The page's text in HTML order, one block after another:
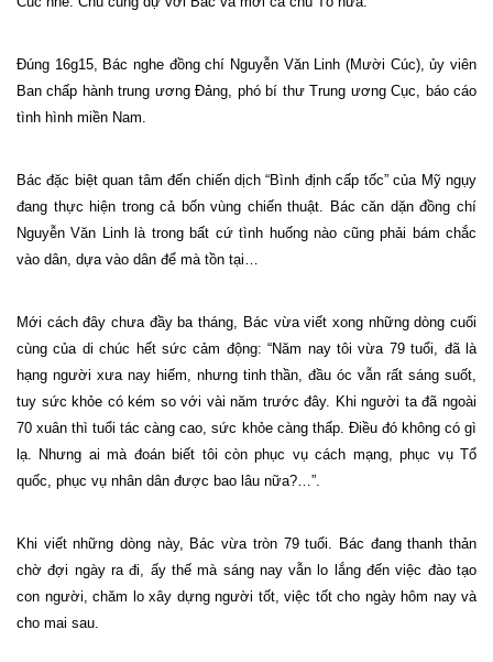
Đúng 16g15, Bác nghe đồng chí Nguyễn Văn Linh (Mười Cúc), ủy viên
Ban chấp hành trung ương Đảng, phó bí thư Trung ương Cục, báo cáo
tình hình miền Nam.
Bác đặc biệt quan tâm đến chiến dịch “Bình định cấp tốc” của Mỹ ngụy
đang thực hiện trong cả bốn vùng chiến thuật. Bác căn dặn đồng chí
Nguyễn Văn Linh là trong bất cứ tình huống nào cũng phải bám chắc
vào dân, dựa vào dân để mà tồn tại…
Mới cách đây chưa đầy ba tháng, Bác vừa viết xong những dòng cuối
cùng của di chúc hết sức cảm động: “Năm nay tôi vừa 79 tuổi, đã là
hạng người xưa nay hiếm, nhưng tinh thần, đầu óc vẫn rất sáng suốt,
tuy sức khỏe có kém so với vài năm trước đây. Khi người ta đã ngoài
70 xuân thì tuổi tác càng cao, sức khỏe càng thấp. Điều đó không có gì
lạ. Nhưng ai mà đoán biết tôi còn phục vụ cách mạng, phục vụ Tổ
quốc, phục vụ nhân dân được bao lâu nữa?…”.
Khi viết những dòng này, Bác vừa tròn 79 tuổi. Bác đang thanh thản
chờ đợi ngày ra đi, ấy thế mà sáng nay vẫn lo lắng đến việc đào tạo
con người, chăm lo xây dựng người tốt, việc tốt cho ngày hôm nay và
cho mai sau.